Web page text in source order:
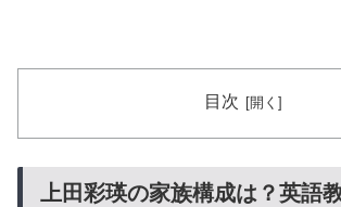
目次
上田彩瑛の家族構成は？英語